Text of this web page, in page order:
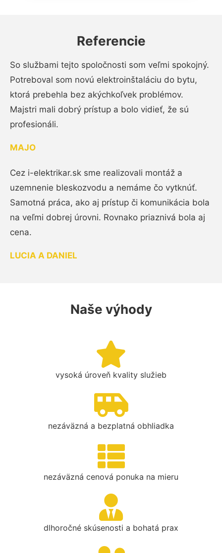
Referencie
So službami tejto spoločnosti som veľmi spokojný.
Potreboval som novú elektroinštaláciu do bytu,
ktorá prebehla bez akýchkoľvek problémov.
Majstri mali dobrý prístup a bolo vidieť, že sú
profesionáli.
MAJO
Cez i-elektrikar.sk sme realizovali montáž a
uzemnenie bleskozvodu a nemáme čo vytknúť.
Samotná práca, ako aj prístup či komunikácia bola
na veľmi dobrej úrovni. Rovnako priaznivá bola aj
cena.
LUCIA A DANIEL
Naše výhody
vysoká úroveň kvality služieb
nezáväzná a bezplatná obhliadka
nezáväzná cenová ponuka na mieru
dlhoročné skúsenosti a bohatá prax